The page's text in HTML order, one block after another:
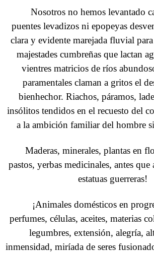
Nosotros no hemos levantado
puentes levadizos ni epopeyas
clara y evidente marejada fluvial
majestades cumbreñas que lactan
vientres matricios de ríos
paramentales claman a gritos el
bienhechor. Riachos, páramos,
insólitos tendidos en el recuesto del
a la ambición familiar del hombre
Maderas, minerales, plantas en
pastos, yerbas medicinales, antes
estatuas guerreras!
¡Animales domésticos en
perfumes, células, aceites, materias
legumbres, extensión, alegría,
inmensidad, miríada de seres